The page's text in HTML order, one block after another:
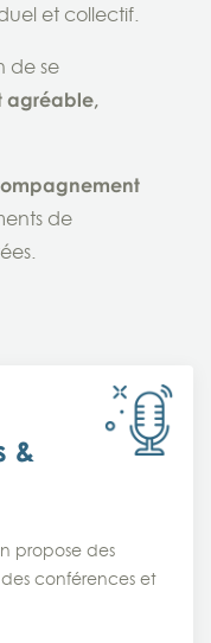
et collectif.
de se
agréable,
de
&
propose des
conférences et